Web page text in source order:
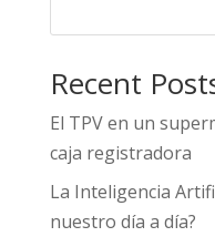
Recent
El TPV en un
caja registradora
La Inteligencia
nuestro día a día?